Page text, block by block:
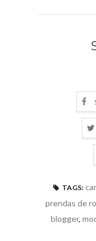
TAGS:
prendas de
blogger,